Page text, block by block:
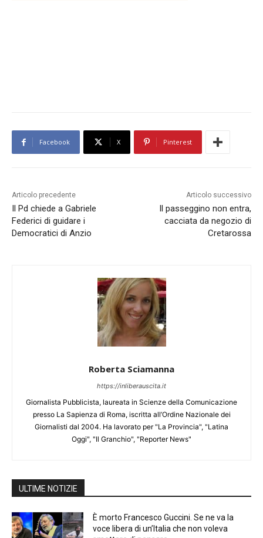
Facebook X Pinterest
Articolo precedente
Il Pd chiede a Gabriele
Federici di guidare i
Democratici di Anzio
Articolo successivo
Il passeggino non entra,
cacciata da negozio di
Cretarossa
Roberta Sciamanna
https://inliberauscita.it
Giornalista Pubblicista, laureata in Scienze della Comunicazione
presso La Sapienza di Roma, iscritta all’Ordine Nazionale dei
Giornalisti dal 2004. Ha lavorato per "La Provincia", "Latina
Oggi", "Il Granchio", "Reporter News"
ULTIME NOTIZIE
È morto Francesco Guccini. Se ne va la
voce libera di un’Italia che non voleva